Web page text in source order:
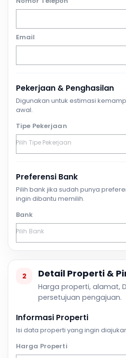
Email
Pekerjaan & Penghasilan
Digunakan untuk estimasi
awal.
Tipe Pekerjaan
Preferensi Bank
Pilih bank jika sudah punya
ingin dibantu memilih.
Bank
2 Detail Properti &
Harga properti, alamat,
persetujuan pengajuan.
Informasi Properti
Isi data properti yang ingin diajukan
Harga Properti